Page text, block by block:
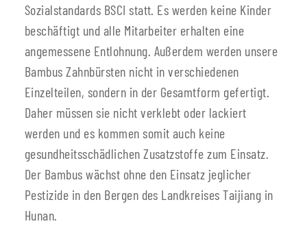
Sozialstandards BSCI statt. Es werden keine Kinder
beschäftigt und alle Mitarbeiter erhalten eine
angemessene Entlohnung. Außerdem werden unsere
Bambus Zahnbürsten nicht in verschiedenen
Einzelteilen, sondern in der Gesamtform gefertigt.
Daher müssen sie nicht verklebt oder lackiert
werden und es kommen somit auch keine
gesundheitsschädlichen Zusatzstoffe zum Einsatz.
Der Bambus wächst ohne den Einsatz jeglicher
Pestizide in den Bergen des Landkreises Taijiang in
Hunan.